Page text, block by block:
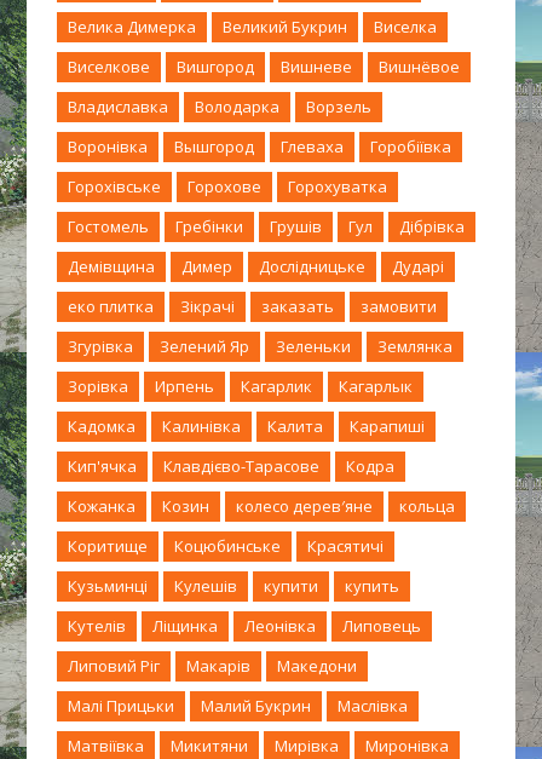
Велика Димерка
Великий Букрин
Виселка
Виселкове
Вишгород Вишневе
Вишнёвое
Владиславка
Володарка
Ворзель
Воронівка
Вышгород Глеваха
Горобіївка
Горохівське
Горохове
Горохуватка
Гостомель
Гребінки Грушів Гул
Дібрівка
Демівщина
Димер Дослідницьке
Дударі
еко плитка
Зікрачі заказать
замовити
Згурівка
Зелений Яр Зеленьки
Землянка
Зорівка
Ирпень Кагарлик
Кагарлык
Кадомка
Калинівка Калита
Карапиші
Кип'ячка
Клавдієво-Тарасове
Кодра
Кожанка
Козин колесо дерев′яне
кольца
Коритище
Коцюбинське
Красятичі
Кузьминці
Кулешів купити
купить
Кутелів
Ліщинка Леонівка
Липовець
Липовий Ріг
Макарів
Македони
Малі Прицьки
Малий Букрин
Маслівка
Матвіївка
Микитяни Мирівка
Миронівка